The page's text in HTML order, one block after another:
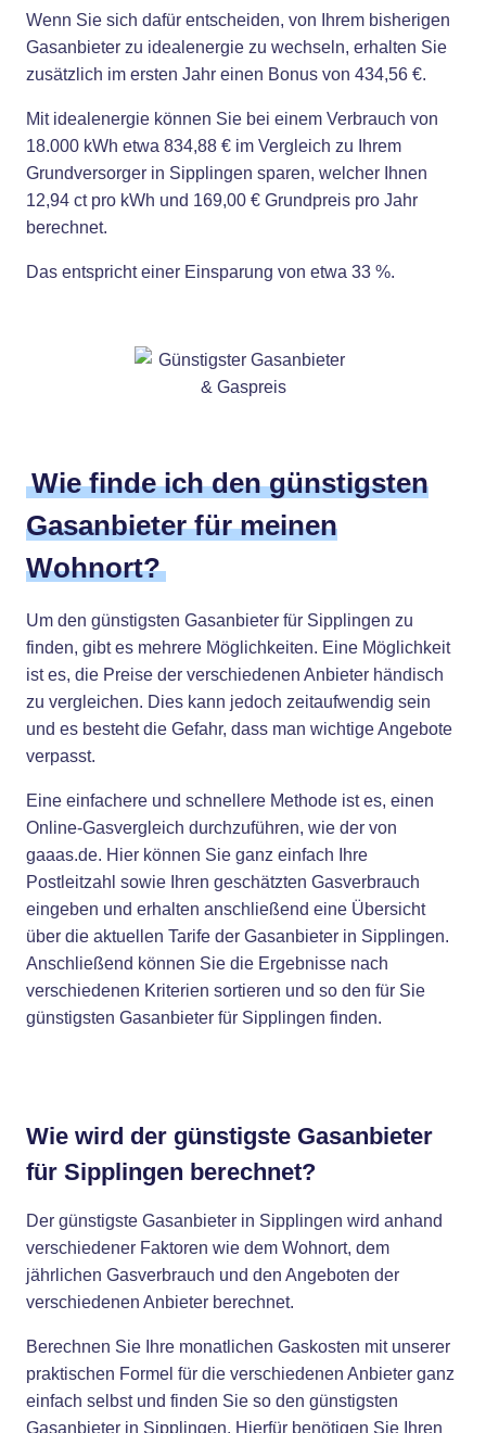
Wenn Sie sich dafür entscheiden, von Ihrem bisherigen
Gasanbieter zu idealenergie zu wechseln, erhalten Sie
zusätzlich im ersten Jahr einen Bonus von 434,56 €.
Mit idealenergie können Sie bei einem Verbrauch von
18.000 kWh etwa 834,88 € im Vergleich zu Ihrem
Grundversorger in Sipplingen sparen, welcher Ihnen
12,94 ct pro kWh und 169,00 € Grundpreis pro Jahr
berechnet.
Das entspricht einer Einsparung von etwa 33 %.
Wie finde ich den günstigsten
Gasanbieter für meinen
Wohnort?
Um den günstigsten Gasanbieter für Sipplingen zu
finden, gibt es mehrere Möglichkeiten. Eine Möglichkeit
ist es, die Preise der verschiedenen Anbieter händisch
zu vergleichen. Dies kann jedoch zeitaufwendig sein
und es besteht die Gefahr, dass man wichtige Angebote
verpasst.
Eine einfachere und schnellere Methode ist es, einen
Online-Gasvergleich durchzuführen, wie der von
gaaas.de. Hier können Sie ganz einfach Ihre
Postleitzahl sowie Ihren geschätzten Gasverbrauch
eingeben und erhalten anschließend eine Übersicht
über die aktuellen Tarife der Gasanbieter in Sipplingen.
Anschließend können Sie die Ergebnisse nach
verschiedenen Kriterien sortieren und so den für Sie
günstigsten Gasanbieter für Sipplingen finden.
Wie wird der günstigste Gasanbieter
für Sipplingen berechnet?
Der günstigste Gasanbieter in Sipplingen wird anhand
verschiedener Faktoren wie dem Wohnort, dem
jährlichen Gasverbrauch und den Angeboten der
verschiedenen Anbieter berechnet.
Berechnen Sie Ihre monatlichen Gaskosten mit unserer
praktischen Formel für die verschiedenen Anbieter ganz
einfach selbst und finden Sie so den günstigsten
Gasanbieter in Sipplingen. Hierfür benötigen Sie Ihren